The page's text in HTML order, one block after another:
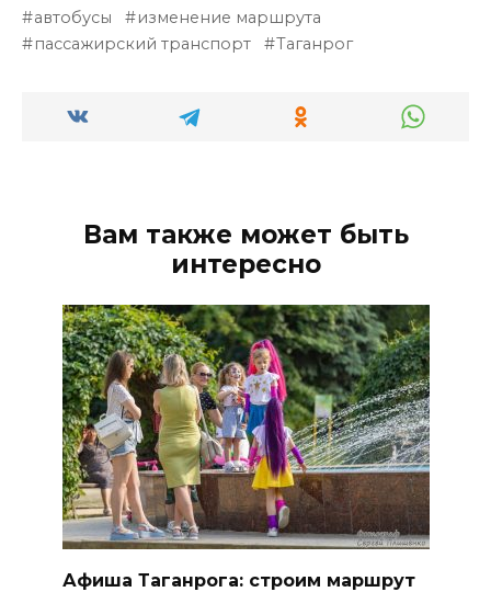
автобусы
изменение маршрута
пассажирский транспорт
Таганрог
Вам также может быть
интересно
Афиша Таганрога: строим маршрут